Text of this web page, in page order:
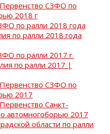
СЗФО по
2018 г
по ралли 2018 года
по ралли 2018 года
по ралли 2017 г.
по ралли 2017 |
СЗФО по
2017
Санкт-
автомногоборью 2017
области по ралли